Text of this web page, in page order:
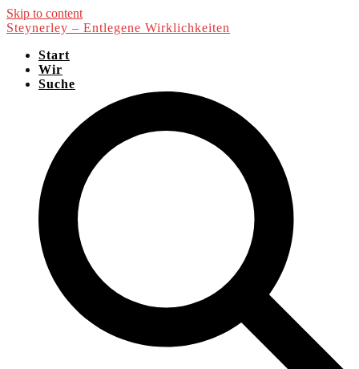
Skip to content
Steynerley – Entlegene Wirklichkeiten
Start
Wir
Suche